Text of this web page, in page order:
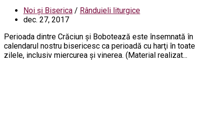
Noi și Biserica / Rânduieli liturgice
dec. 27, 2017
Perioada dintre Crăciun şi Bobotează este însemnată în
calendarul nostru bisericesc ca perioadă cu harţi în toate
zilele, inclusiv miercurea şi vinerea. (Material realizat...